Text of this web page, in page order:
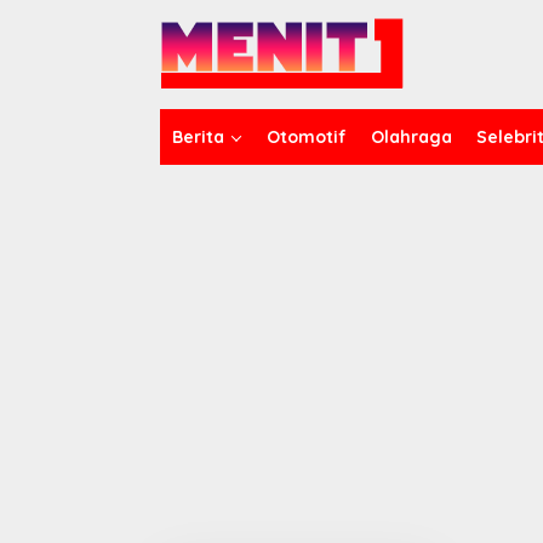
Berita Otomotif Olahraga